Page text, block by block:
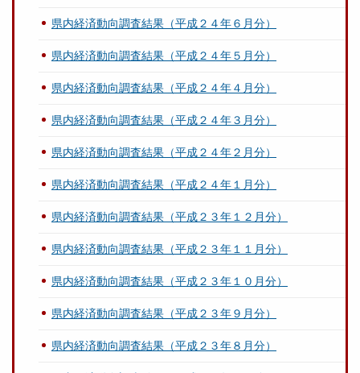
県内経済動向調査結果（平成２４年６月分）
県内経済動向調査結果（平成２４年５月分）
県内経済動向調査結果（平成２４年４月分）
県内経済動向調査結果（平成２４年３月分）
県内経済動向調査結果（平成２４年２月分）
県内経済動向調査結果（平成２４年１月分）
県内経済動向調査結果（平成２３年１２月分）
県内経済動向調査結果（平成２３年１１月分）
県内経済動向調査結果（平成２３年１０月分）
県内経済動向調査結果（平成２３年９月分）
県内経済動向調査結果（平成２３年８月分）